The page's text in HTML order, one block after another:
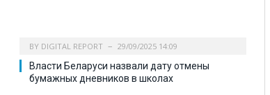
BY DIGITAL REPORT 29/09/2025 14:09
Власти Беларуси назвали дату отмены
бумажных дневников в школах